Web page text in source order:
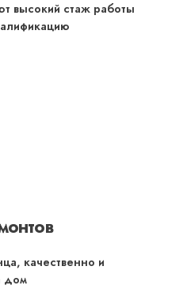
высокий стаж работы
качественно и
дом